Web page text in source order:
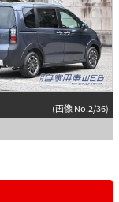
(画像 No.2/36)